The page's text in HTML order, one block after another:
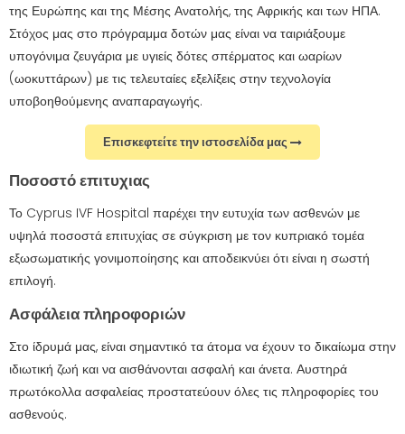
της Ευρώπης και της Μέσης Ανατολής, της Αφρικής και των ΗΠΑ.
Στόχος μας στο πρόγραμμα δοτών μας είναι να ταιριάξουμε
υπογόνιμα ζευγάρια με υγιείς δότες σπέρματος και ωαρίων
(ωοκυττάρων) με τις τελευταίες εξελίξεις στην τεχνολογία
υποβοηθούμενης αναπαραγωγής.
Επισκεφτείτε την ιστοσελίδα μας
Ποσοστό επιτυχιας
Το Cyprus IVF Hospital παρέχει την ευτυχία των ασθενών με
υψηλά ποσοστά επιτυχίας σε σύγκριση με τον κυπριακό τομέα
εξωσωματικής γονιμοποίησης και αποδεικνύει ότι είναι η σωστή
επιλογή.
Ασφάλεια πληροφοριών
Στο ίδρυμά μας, είναι σημαντικό τα άτομα να έχουν το δικαίωμα στην
ιδιωτική ζωή και να αισθάνονται ασφαλή και άνετα. Αυστηρά
πρωτόκολλα ασφαλείας προστατεύουν όλες τις πληροφορίες του
ασθενούς.